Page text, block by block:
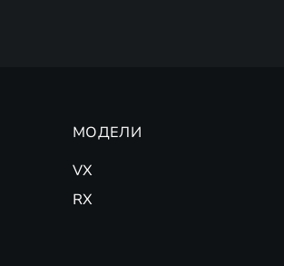
МОДЕЛИ
VX
RX